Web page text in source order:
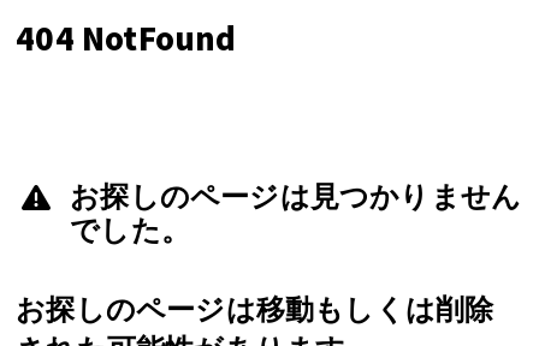
404 NotFound
お探しのページは見つかりません
でした。
お探しのページは移動もしくは削除